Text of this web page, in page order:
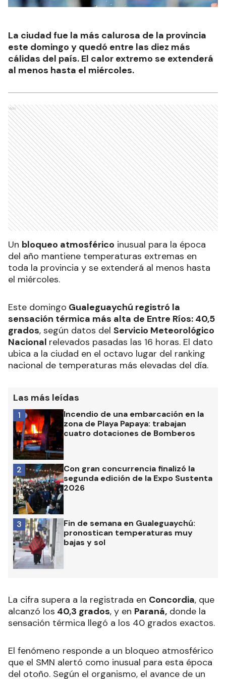
La ciudad fue la más calurosa de la provincia
este domingo y quedó entre las diez más
cálidas del país. El calor extremo se extenderá
al menos hasta el miércoles.
Ads
Un bloqueo atmosférico inusual para la época
del año mantiene temperaturas extremas en
toda la provincia y se extenderá al menos hasta
el miércoles.
Este domingo Gualeguaychú registró la
sensación térmica más alta de Entre Ríos: 40,5
grados, según datos del Servicio Meteorológico
Nacional relevados pasadas las 16 horas. El dato
ubica a la ciudad en el octavo lugar del ranking
nacional de temperaturas más elevadas del día.
Las más leídas
Incendio de una embarcación en la
zona de Playa Papaya: trabajan
cuatro dotaciones de Bomberos
1
Con gran concurrencia finalizó la
segunda edición de la Expo Sustenta
2026
2
Fin de semana en Gualeguaychú:
pronostican temperaturas muy
bajas y sol
3
La cifra supera a la registrada en Concordia, que
alcanzó los 40,3 grados, y en Paraná, donde la
sensación térmica llegó a los 40 grados exactos.
El fenómeno responde a un bloqueo atmosférico
que el SMN alertó como inusual para esta época
del otoño. Según el organismo, el avance de un